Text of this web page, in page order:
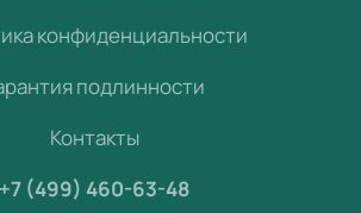
конфиденциальности
подлинности
Контакты
+7 (499) 460-63-48